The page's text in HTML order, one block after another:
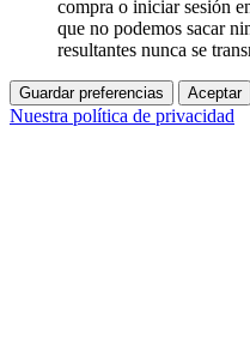
compra o iniciar sesión
que no podemos sacar
resultantes nunca se
Guardar preferencias Aceptar
Nuestra política de privacidad